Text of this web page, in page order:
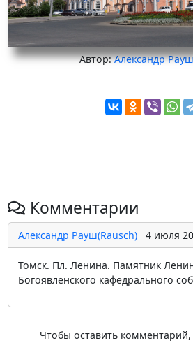
Автор:Александр
Комментарии
Александр Рауш(Rausch) 4 июля
Томск. Пл. Ленина. Памятник
Богоявленского кафедрального
Чтобы оставить комментарий,